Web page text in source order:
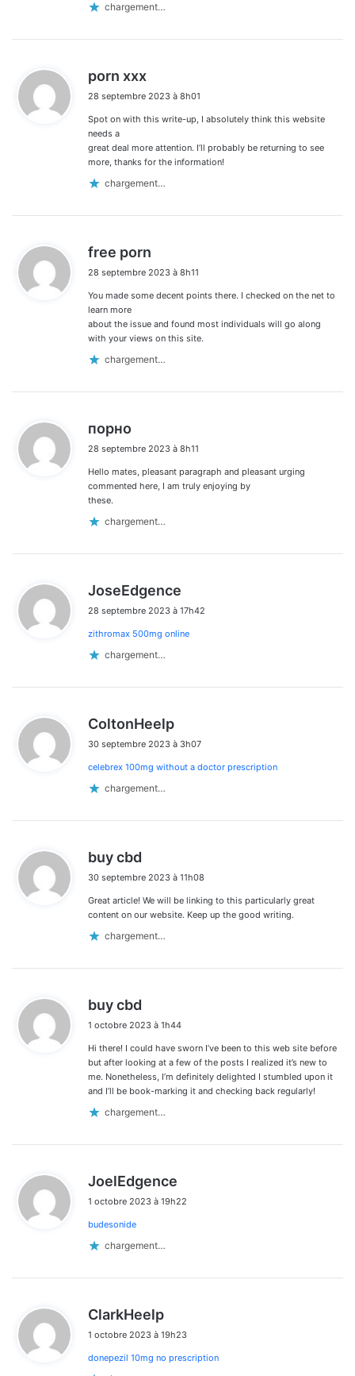
chargement…
porn xxx
t
28 septembre 2023 à 8h01
Spot on with this write-up, I absolutely think this website
needs a
great deal more attention. I’ll probably be returning to see
more, thanks for the information!
chargement…
free porn
t
28 septembre 2023 à 8h11
You made some decent points there. I checked on the net to
learn more
about the issue and found most individuals will go along
with your views on this site.
chargement…
порно
t
:
28 septembre 2023 à 8h11
Hello mates, pleasant paragraph and pleasant urging
commented here, I am truly enjoying by
these.
chargement…
JoseEdgence
t
28 septembre 2023 à 17h42
zithromax 500mg online
chargement…
ColtonHeelp
t
30 septembre 2023 à 3h07
celebrex 100mg without a doctor prescription
chargement…
buy cbd
t
:
30 septembre 2023 à 11h08
Great article! We will be linking to this particularly great
content on our website. Keep up the good writing.
chargement…
buy cbd
t
:
1 octobre 2023 à 1h44
Hi there! I could have sworn I’ve been to this web site before
but after looking at a few of the posts I realized it’s new to
me. Nonetheless, I’m definitely delighted I stumbled upon it
and I’ll be book-marking it and checking back regularly!
chargement…
JoelEdgence
t
1 octobre 2023 à 19h22
budesonide
chargement…
ClarkHeelp
t
1 octobre 2023 à 19h23
donepezil 10mg no prescription